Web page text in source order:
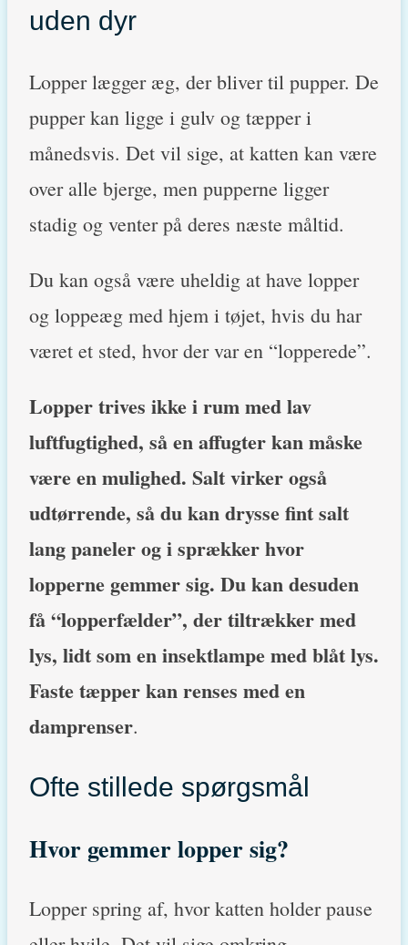
uden dyr
Lopper lægger æg, der bliver til pupper. De
pupper kan ligge i gulv og tæpper i
månedsvis. Det vil sige, at katten kan være
over alle bjerge, men pupperne ligger
stadig og venter på deres næste måltid.
Du kan også være uheldig at have lopper
og loppeæg med hjem i tøjet, hvis du har
været et sted, hvor der var en “lopperede”.
Lopper trives ikke i rum med lav
luftfugtighed, så en affugter kan måske
være en mulighed. Salt virker også
udtørrende, så du kan drysse fint salt
lang paneler og i sprækker hvor
lopperne gemmer sig. Du kan desuden
få “lopperfælder”, der tiltrækker med
lys, lidt som en insektlampe med blåt lys.
Faste tæpper kan renses med en
damprenser.
Ofte stillede spørgsmål
Hvor gemmer lopper sig?
Lopper spring af, hvor katten holder pause